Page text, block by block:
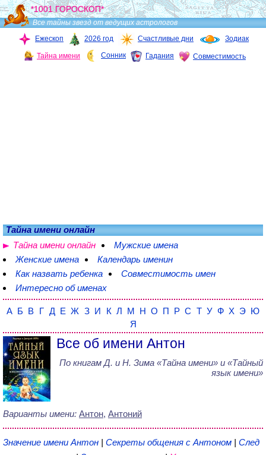
*1001 ГОРОСКОП*
Все тайны звезд от ведущих астрологов
Ежескоп
2026 год Счастливые дни Зодиак
Тайна имени Сонник Гадания Совместимость
Тайна имени онлайн
Тайна имени онлайн
Мужские имена
Женские имена
Календарь именин
Как назвать ребенка
Совместимость имен
Интересно об именах
А Б В Г Д Е Ж З И К Л М Н О П Р С Т У Ф Х Э Ю
Я
Все об имени Антон
По книгам Д. и Н. Зима «Тайна имени» и «Тайный
язык имени»
Варианты имени: Антон, Антоний
Значение имени Антон | Секреты общения с Антоном | След